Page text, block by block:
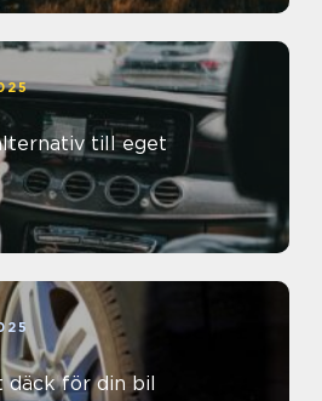
till eget
däck för din bil